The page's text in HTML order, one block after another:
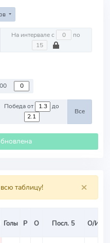
На интервале с по
Победа от до
Все
×
таблицу!
Голы Р О Посл. 5 О/И